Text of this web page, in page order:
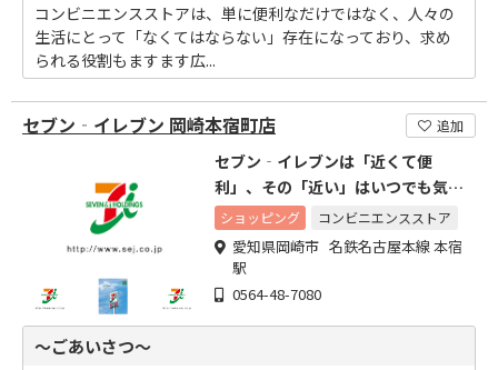
コンビニエンスストアは、単に便利なだけではなく、人々の
生活にとって「なくてはならない」存在になっており、求め
られる役割もますます広...
セブン‐イレブン 岡崎本宿町店 追加
セブン‐イレブンは「近くて便
利」、その「近い」はいつでも気軽
に頼りにされるこころの近さ。
ショッピング コンビニエンスストア
愛知県岡崎市 名鉄名古屋本線 本宿
駅
0564-48-7080
～ごあいさつ～